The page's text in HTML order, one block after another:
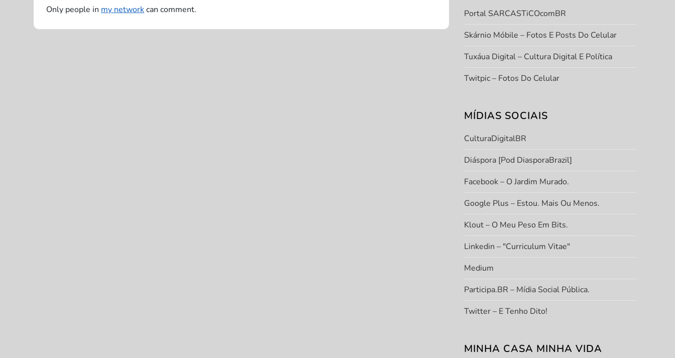
a
Only people inmy networkcan comment.
Portal SARCASTiCOcomBR
Skárnio Móbile – Fotos E Posts Do Celular
Tuxáua Digital – Cultura Digital E Política
Twitpic – Fotos Do Celular
MÍDIAS SOCIAIS
CulturaDigitalBR
Diáspora [Pod DiasporaBrazil]
Facebook – O Jardim Murado.
Google Plus – Estou. Mais Ou Menos.
Klout – O Meu Peso Em Bits.
Linkedin – "Curriculum Vitae"
Medium
Participa.BR – Mídia Social Pública.
Twitter – E Tenho Dito!
MINHA CASA MINHA VIDA